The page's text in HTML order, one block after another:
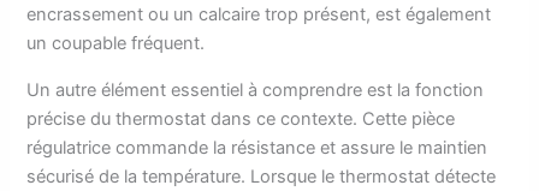
encrassement ou un calcaire trop présent, est également
un coupable fréquent.
Un autre élément essentiel à comprendre est la fonction
précise du thermostat dans ce contexte. Cette pièce
régulatrice commande la résistance et assure le maintien
sécurisé de la température. Lorsque le thermostat détecte